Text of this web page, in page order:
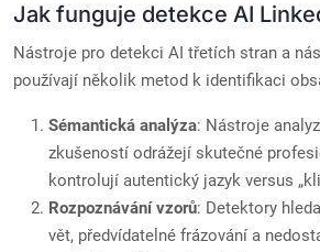
Jak funguje detekce AI
Nástroje pro detekci AI třetích stran a
používají několik metod k identifikaci
Sémantická analýza: Nástroje
zkušeností odrážejí skutečné
kontrolují autentický jazyk versus
Rozpoznávání vzorů: Detektory
vět, předvídatelné frázování a